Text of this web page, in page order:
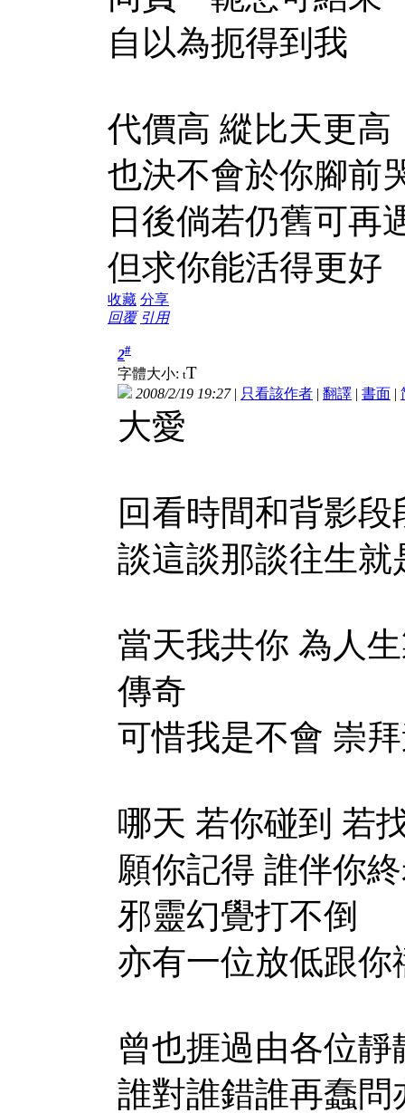
自以為扼得到我
代價高 縱比天更高
也決不會於你腳前
日後倘若仍舊可再
但求你能活得更好
收藏 分享
回覆 引用
2#
字體大小: tT
2008/2/19 19:27| 只看該作者 | 翻譯 | 書面 |
大愛
回看時間和背影
談這談那談往生
當天我共你 為人
傳奇
可惜我是不會 崇
哪天 若你碰到 若
願你記得 誰伴你
邪靈幻覺打不倒
亦有一位放低跟你
曾也捱過由各位
誰對誰錯誰再蠢